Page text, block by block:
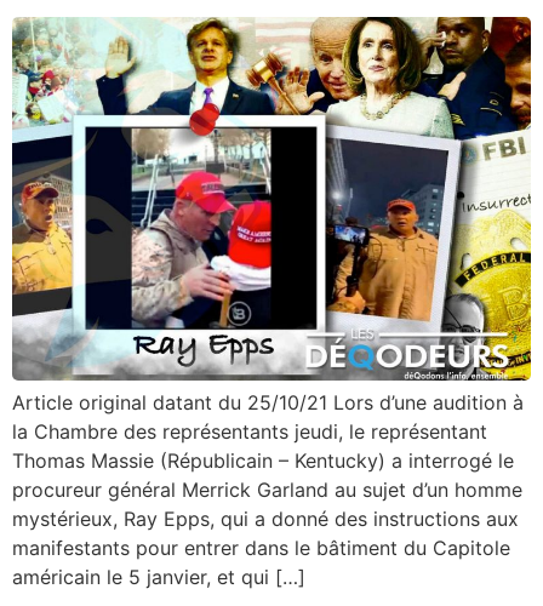
Article original datant du 25/10/21 Lors d’une audition à
la Chambre des représentants jeudi, le représentant
Thomas Massie (Républicain – Kentucky) a interrogé le
procureur général Merrick Garland au sujet d’un homme
mystérieux, Ray Epps, qui a donné des instructions aux
manifestants pour entrer dans le bâtiment du Capitole
américain le 5 janvier, et qui […]